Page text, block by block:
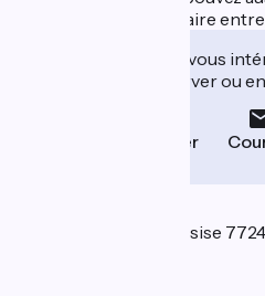
partie de laserball, à faire
Cet établissement vous
leur site pour réserver ou
Téléphoner
Château de Sainte Assise